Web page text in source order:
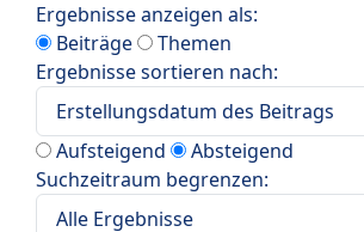
Ergebnisse anzeigen als:
Beiträge
Themen
Ergebnisse sortieren nach:
Aufsteigend
Absteigend
Suchzeitraum begrenzen: